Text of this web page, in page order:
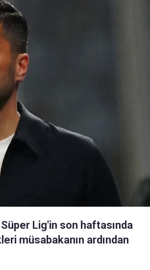
Lig'in son haftasında
müsabakanın ardından